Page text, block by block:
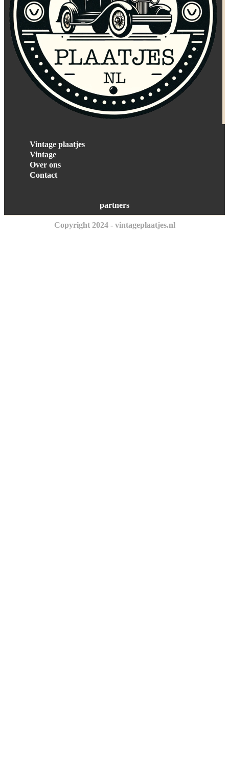
Vintage plaatjes
Vintage
Over ons
Contact
partners
Copyright 2024 - vintageplaatjes.nl